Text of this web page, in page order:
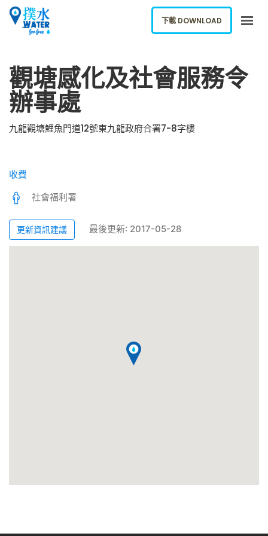
下載應用
報告新飲水機
觀塘感化及社會服務令
辦事處
九龍觀塘鯉魚門道12號東九龍政府合署7-8字樓
收費
社會福利署
更新資訊建議 最後更新: 2017-05-28
下載 DOWNLOAD